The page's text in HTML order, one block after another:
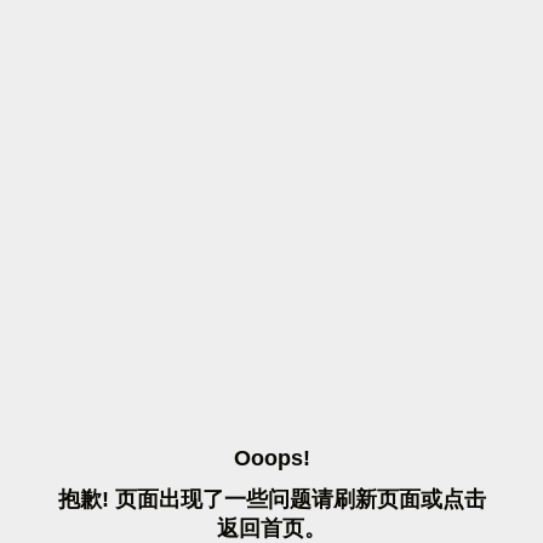
OOOPS!
抱歉! 页面出现了一些问题请刷 新页面或点击
返 回首页。